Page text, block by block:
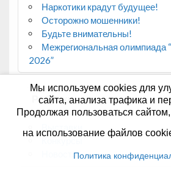
Наркотики крадут будущее!
Осторожно мошенники!
Будьте внимательны!
Межрегиональная олимпиада
2026”
Рубрики
Новости
Мы используем cookies для
сайта, анализа трафика и
Продолжая пользоваться
на использование файлов
Политика